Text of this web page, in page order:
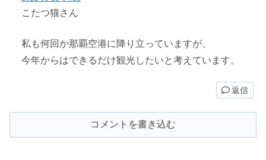
こたつ猫さん
私も何回か那覇空港に降り立っていますが、
今年からはできるだけ観光したいと考えています。
返信
コメントを書き込む